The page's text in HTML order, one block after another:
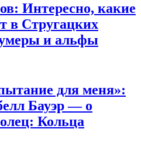
Интересно, какие
в Стругацких
и альфы
для меня»:
Бауэр — о
Кольца